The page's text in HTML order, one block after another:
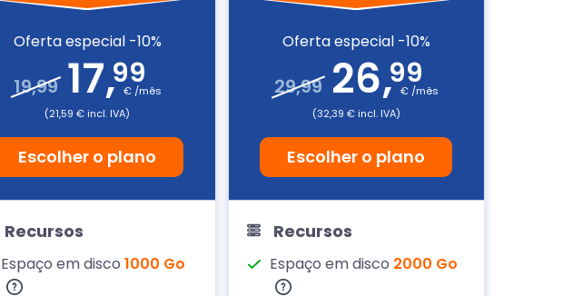
Oferta especial -10%
19,99 17,99
€ /mês
(21,59 € incl. IVA)
Escolher o plano
Recursos
Espaço em disco 1000 Go
Oferta especial -10%
29,99 26,99
€ /mês
(32,39 € incl. IVA)
Escolher o plano
Recursos
Espaço em disco 2000 Go